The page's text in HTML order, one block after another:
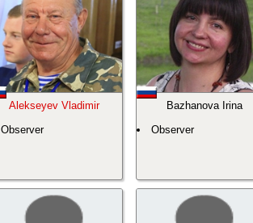
Alekseyev Vladimir
Observer
Bazhanova Irina
Observer